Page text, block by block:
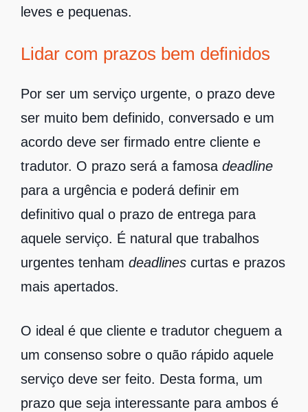
leves e pequenas.
Lidar com prazos bem definidos
Por ser um serviço urgente, o prazo deve
ser muito bem definido, conversado e um
acordo deve ser firmado entre cliente e
tradutor. O prazo será a famosa deadline
para a urgência e poderá definir em
definitivo qual o prazo de entrega para
aquele serviço. É natural que trabalhos
urgentes tenham deadlines curtas e prazos
mais apertados.
O ideal é que cliente e tradutor cheguem a
um consenso sobre o quão rápido aquele
serviço deve ser feito. Desta forma, um
prazo que seja interessante para ambos é